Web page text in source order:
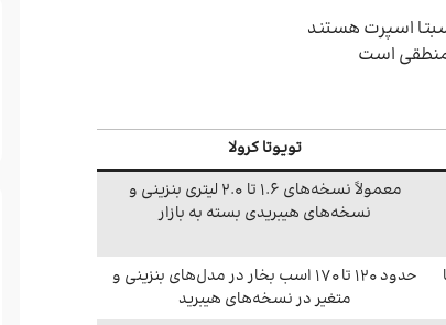
اسپرت هستند
منطقی است
تویوتا کرولا
معمولاً نسخه‌های 1.6 تا 2.0 لیتری بنزینی و
نسخه‌های هیبریدی بسته به بازار
حدود 120 تا 170 اسب بخار در مدل‌های بنزینی و
متغیر در نسخه‌های هیبرید